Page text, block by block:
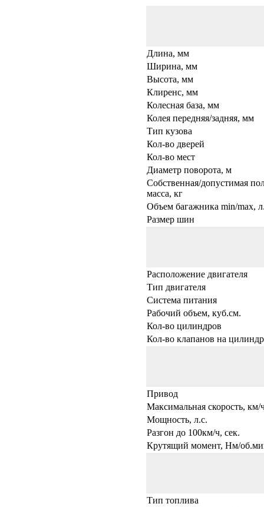
Длина, мм
Ширина, мм
Высота, мм
Клиренс, мм
Колесная база, мм
Колея передняя/задняя, мм
Тип кузова
Кол-во дверей
Кол-во мест
Диаметр поворота, м
Собственная/допустимая
масса, кг
Объем багажника min/max,
Размер шин
Расположение двигателя
Тип двигателя
Система питания
Рабочий объем, куб.см.
Кол-во цилиндров
Кол-во клапанов на цилиндр
Привод
Максимальная скорость, км/
Мощность, л.с.
Разгон до 100км/ч, сек.
Крутящий момент, Нм/
Тип топлива